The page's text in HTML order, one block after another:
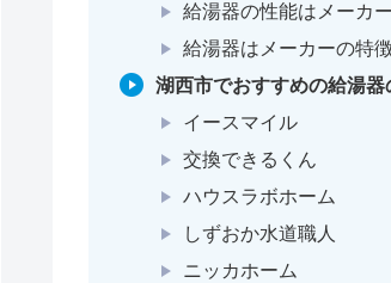
給湯器の性能はメーカ
給湯器はメーカーの特
湖西市でおすすめの給湯
イースマイル
交換できるくん
ハウスラボホーム
しずおか水道職人
ニッカホーム